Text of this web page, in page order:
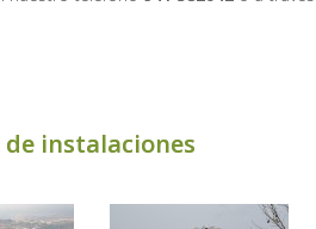
de instalaciones